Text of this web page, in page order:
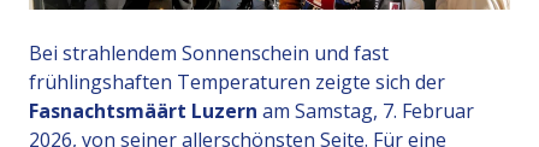
Bei strahlendem Sonnenschein und fast
frühlingshaften Temperaturen zeigte sich der
Fasnachtsmäärt Luzern am Samstag, 7. Februar
2026, von seiner allerschönsten Seite. Für eine